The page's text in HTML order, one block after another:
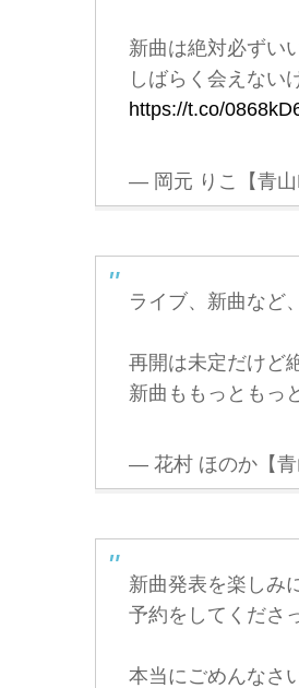
新曲は絶対必ずい
しばらく会えない
https://t.co/
— 岡元 りこ【青山
ライブ、新曲など
再開は未定だけど
新曲ももっともっ
— 花村 ほのか【青
新曲発表を楽しみ
予約をしてくださ
本当にごめんなさ